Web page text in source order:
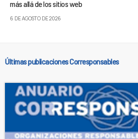
más allá de los sitios web
6 DE AGOSTO DE 2026
Últimas publicaciones Corresponsables